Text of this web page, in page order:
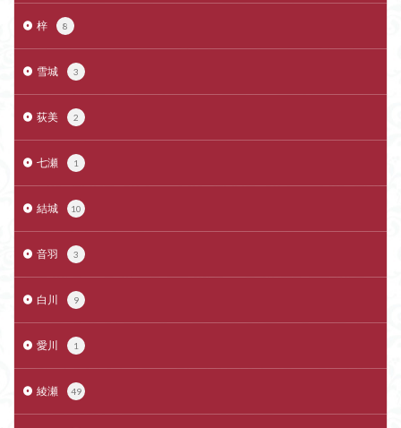
梓 8
雪城 3
荻美 2
七瀬 1
結城 10
音羽 3
白川 9
愛川 1
綾瀬 49